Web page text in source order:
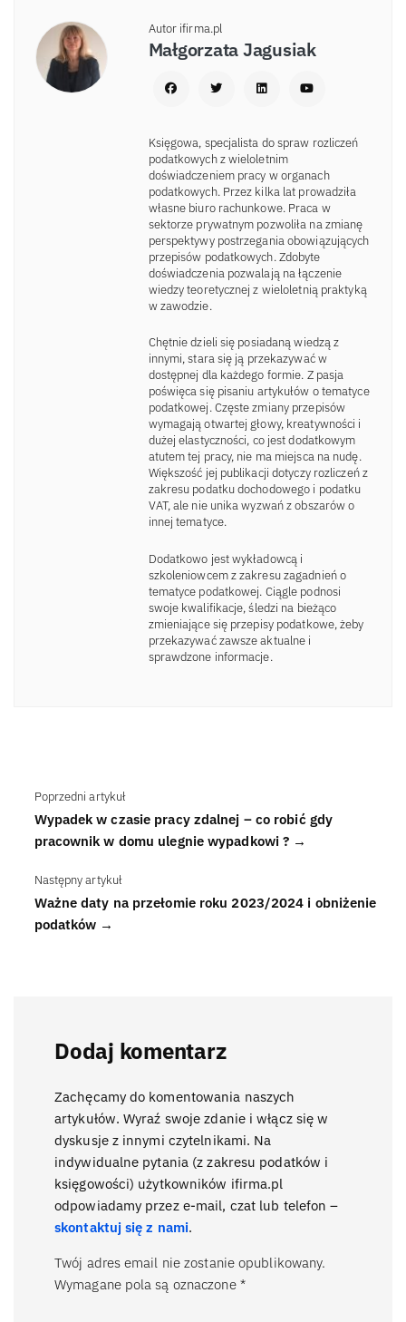
Autor ifirma.pl
Małgorzata Jagusiak
Księgowa, specjalista do spraw rozliczeń
podatkowych z wieloletnim
doświadczeniem pracy w organach
podatkowych. Przez kilka lat prowadziła
własne biuro rachunkowe. Praca w
sektorze prywatnym pozwoliła na zmianę
perspektywy postrzegania obowiązujących
przepisów podatkowych. Zdobyte
doświadczenia pozwalają na łączenie
wiedzy teoretycznej z wieloletnią praktyką
w zawodzie.
Chętnie dzieli się posiadaną wiedzą z
innymi, stara się ją przekazywać w
dostępnej dla każdego formie. Z pasja
poświęca się pisaniu artykułów o tematyce
podatkowej. Częste zmiany przepisów
wymagają otwartej głowy, kreatywności i
dużej elastyczności, co jest dodatkowym
atutem tej pracy, nie ma miejsca na nudę.
Większość jej publikacji dotyczy rozliczeń z
zakresu podatku dochodowego i podatku
VAT, ale nie unika wyzwań z obszarów o
innej tematyce.
Dodatkowo jest wykładowcą i
szkoleniowcem z zakresu zagadnień o
tematyce podatkowej. Ciągle podnosi
swoje kwalifikacje, śledzi na bieżąco
zmieniające się przepisy podatkowe, żeby
przekazywać zawsze aktualne i
sprawdzone informacje.
Poprzedni artykuł
Wypadek w czasie pracy zdalnej – co robić gdy
pracownik w domu ulegnie wypadkowi ? →
Następny artykuł
Ważne daty na przełomie roku 2023/2024 i obniżenie
podatków →
Dodaj komentarz
Zachęcamy do komentowania naszych
artykułów. Wyraź swoje zdanie i włącz się w
dyskusje z innymi czytelnikami. Na
indywidualne pytania (z zakresu podatków i
księgowości) użytkowników ifirma.pl
odpowiadamy przez e-mail, czat lub telefon –
skontaktuj się z nami.
Twój adres email nie zostanie opublikowany.
Wymagane pola są oznaczone *